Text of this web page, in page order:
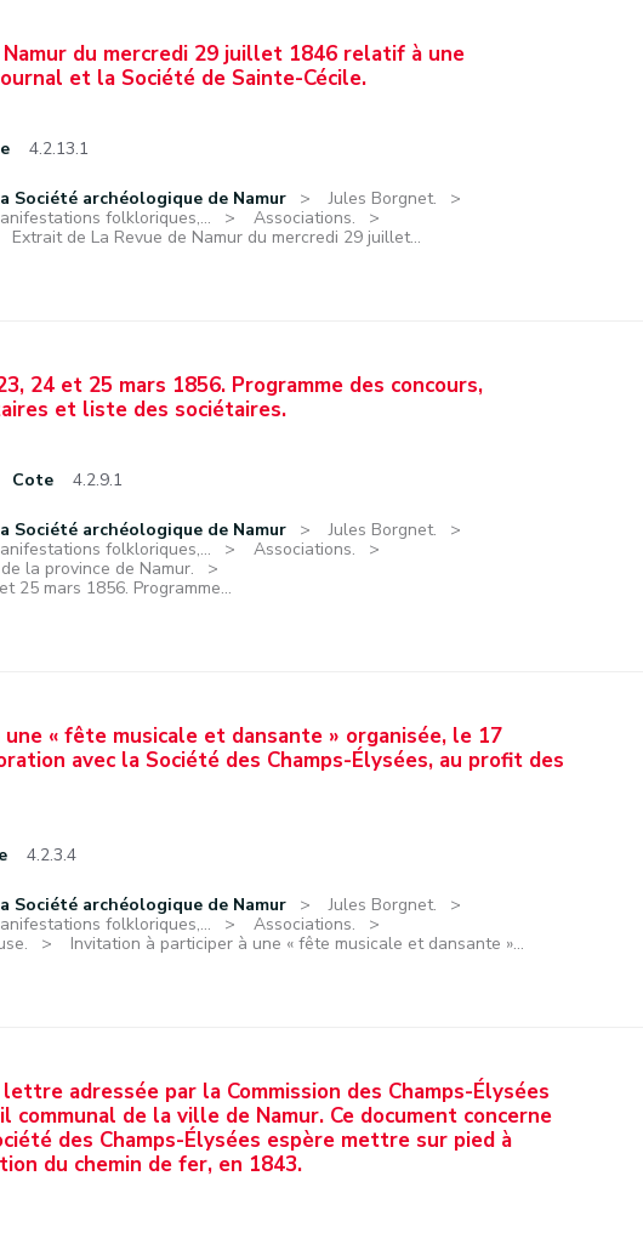
du mercredi 29 juillet 1846 relatif à une
et la Société de Sainte-Cécile.
4.2.13.1
Société archéologique de Namur
Jules Borgnet.
folkloriques,...
Associations.
Extrait de La Revue de Namur du mercredi 29 juillet...
24 et 25 mars 1856. Programme des concours,
et liste des sociétaires.
Cote 4.2.9.1
Société archéologique de Namur
Jules Borgnet.
folkloriques,...
Associations.
la province de Namur.
25 mars 1856. Programme...
« fête musicale et dansante » organisée, le 17
avec la Société des Champs-Élysées, au profit des
4.2.3.4
Société archéologique de Namur
Jules Borgnet.
folkloriques,...
Associations.
Invitation à participer à une « fête musicale et dansante »...
adressée par la Commission des Champs-Élysées
communal de la ville de Namur. Ce document concerne
des Champs-Élysées espère mettre sur pied à
du chemin de fer, en 1843.